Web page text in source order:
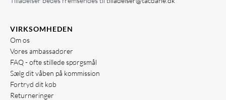
VIRKSOMHEDEN
Om os
Vores ambassadører
FAQ - ofte stillede spørgsmål
Sælg dit våben på kommission
Fortryd dit køb
Returneringer